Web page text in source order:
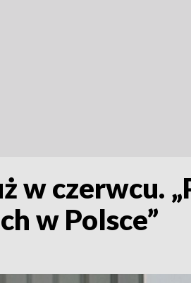
w czerwcu.
w Polsce”